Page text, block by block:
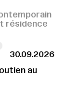
résidence
30.09.2026
au